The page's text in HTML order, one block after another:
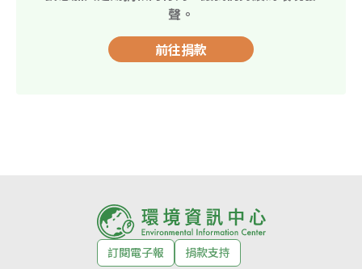
聲。
前往捐款
訂閱電子報 捐款支持